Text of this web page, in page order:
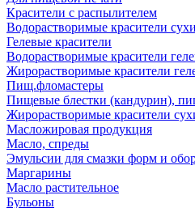
Красители с распылителем
Водорастворимые красители
Гелевые красители
Водорастворимые красители
Жирорастворимые красители
Пищ.фломастеры
Пищевые блестки (кандурин),
Жирорастворимые красители
Масложировая продукция
Масло, спреды
Эмульсии для смазки форм и
Маргарины
Масло растительное
Бульоны